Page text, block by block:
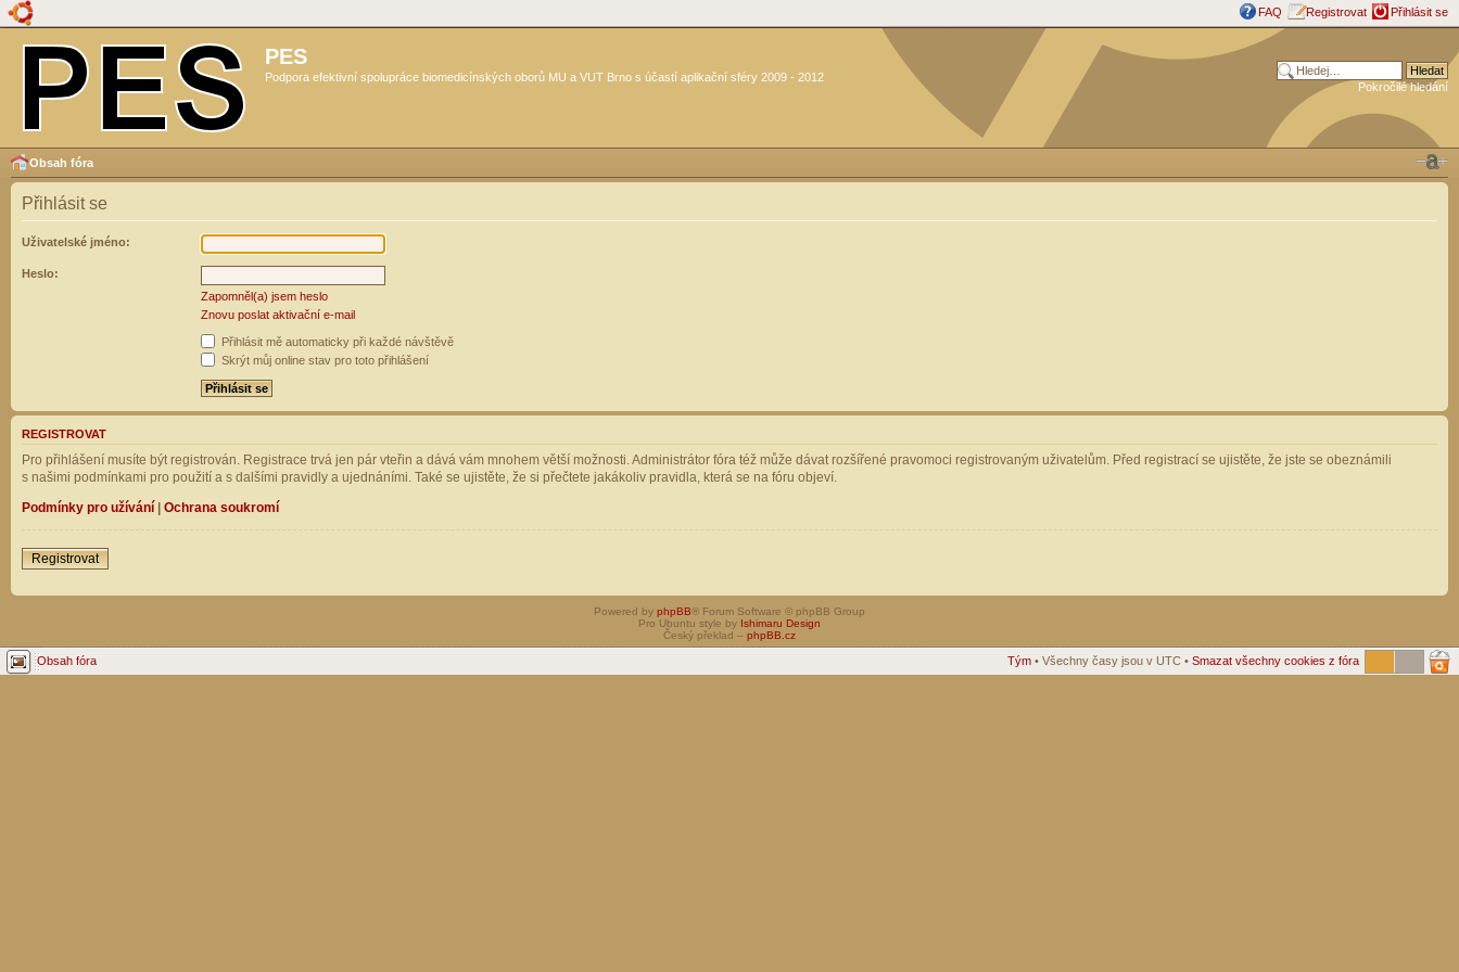
FAQ Registrovat Přihlásit se
PES
Podpora efektivní spolupráce biomedicínských oborů MU a VUT Brno s účastí aplikační sféry 2009 - 2012
Pokročilé hledání
Obsah fóra
Přihlásit se
Uživatelské jméno:
Heslo:
Zapomněl(a) jsem heslo
Znovu poslat aktivační e-mail
Přihlásit mě automaticky při každé návštěvě
Skrýt můj online stav pro toto přihlášení
REGISTROVAT
Pro přihlášení musíte být registrován. Registrace trvá jen pár vteřin a dává vám mnohem větší možnosti. Administrátor fóra též může dávat rozšířené pravomoci registrovaným uživatelům. Před registrací se ujistěte, že jste se obeznámili
s našimi podmínkami pro použití a s dalšími pravidly a ujednáními. Také se ujistěte, že si přečtete jakákoliv pravidla, která se na fóru objeví.
Podmínky pro užívání | Ochrana soukromí
Registrovat
Powered by phpBB® Forum Software © phpBB Group
Pro Ubuntu style by Ishimaru Design
Český překlad – phpBB.cz
Obsah fóra Tým • Všechny časy jsou v UTC • Smazat všechny cookies z fóra